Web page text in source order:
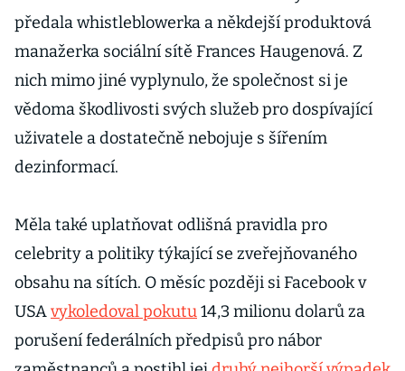
předala whistleblowerka a někdejší produktová
manažerka sociální sítě Frances Haugenová. Z
nich mimo jiné vyplynulo, že společnost si je
vědoma škodlivosti svých služeb pro dospívající
uživatele a dostatečně nebojuje s šířením
dezinformací.
Měla také uplatňovat odlišná pravidla pro
celebrity a politiky týkající se zveřejňovaného
obsahu na sítích. O měsíc později si Facebook v
USAvykoledoval pokutu14,3 milionu dolarů za
porušení federálních předpisů pro nábor